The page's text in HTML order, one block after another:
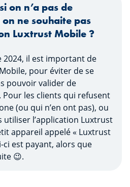
on n’a pas de
ne souhaite pas
Luxtrust Mobile ?
2024, il est important de
pour éviter de se
pouvoir valider de
les clients qui refusent
(ou qui n’en ont pas), ou
utiliser l’application Luxtrust
appareil appelé « Luxtrust
ci est payant, alors que
😉.